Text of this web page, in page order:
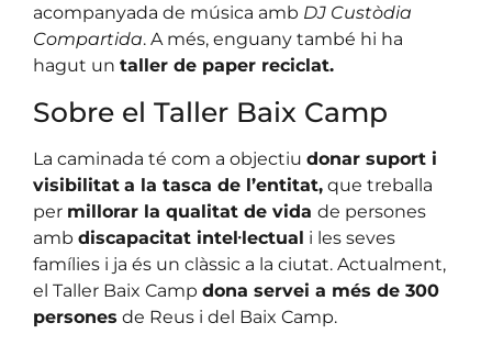
acompanyada de música amb DJ Custòdia
Compartida. A més, enguany també hi ha
hagut un taller de paper reciclat.
Sobre el Taller Baix Camp
La caminada té com a objectiu donar suport i
visibilitat a la tasca de l’entitat, que treballa
per millorar la qualitat de vida de persones
amb discapacitat intel·lectual i les seves
famílies i ja és un clàssic a la ciutat. Actualment,
el Taller Baix Camp dona servei a més de 300
persones de Reus i del Baix Camp.